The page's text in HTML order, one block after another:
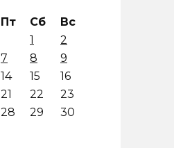
Пт Сб
Вс
1
2
7 8
9
14 15
16
21 22
23
28 29
30